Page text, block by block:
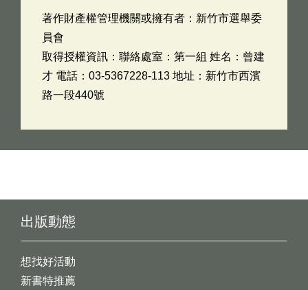
著作財產權管理機關或擁有者：新竹市選舉委
員會
取得授權資訊：聯絡處室：第一組 姓名：曾建
才 電話：03-5367228-113 地址：新竹市西濱
路一段440號
出版動態
想找好活動
新書特推薦